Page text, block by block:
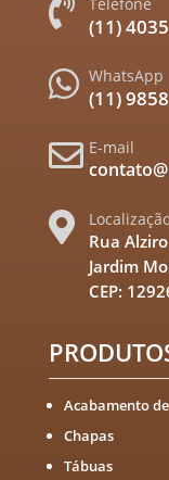
 Telefone
(11)
 WhatsApp
(11)
 E-mail

Rua
Jardim
CEP:
Acabamento
Chapas
Tábuas